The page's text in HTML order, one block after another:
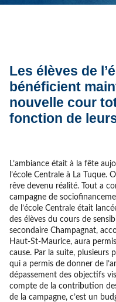
Les élèves de
bénéficient
nouvelle cour
fonction de
L’ambiance était à la fête
l’école Centrale à La
rêve devenu réalité. Tout a
campagne de
de l’école Centrale était
des élèves du cours de
secondaire Champagnat,
Haut-St-Maurice, aura
cause. Par la suite, plusieurs
qui a permis de donner de
dépassement des objectifs
compte de la contribution
de la campagne, c’est un